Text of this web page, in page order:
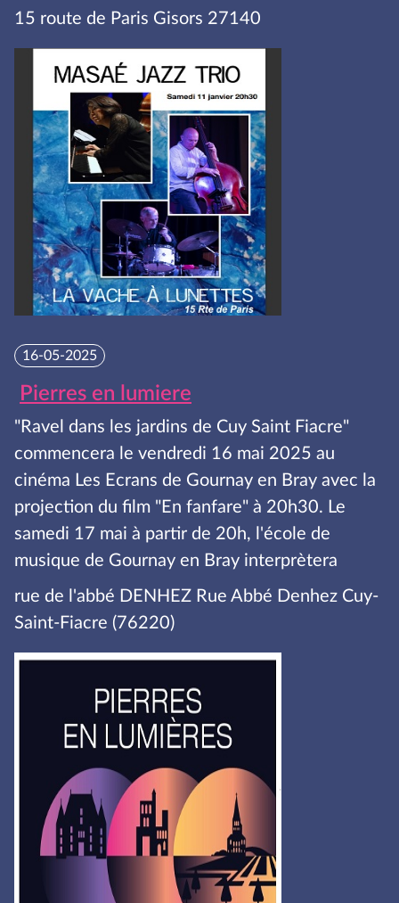
15 route de Paris Gisors 27140
16-05-2025
Pierres en lumiere
"Ravel dans les jardins de Cuy Saint Fiacre"
commencera le vendredi 16 mai 2025 au
cinéma Les Ecrans de Gournay en Bray avec la
projection du film "En fanfare" à 20h30. Le
samedi 17 mai à partir de 20h, l'école de
musique de Gournay en Bray interprètera
rue de l'abbé DENHEZ Rue Abbé Denhez Cuy-
Saint-Fiacre (76220)